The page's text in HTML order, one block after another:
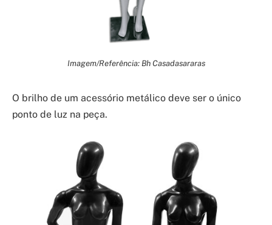
Imagem/Referência: Bh Casadasararas
O brilho de um acessório metálico deve ser o único
ponto de luz na peça.